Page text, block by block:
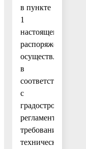
в пункте
1
настоящего
распоряжения,
осуществлять
в
соответствии
с
градостроительным
регламентом,
требованиями
технических